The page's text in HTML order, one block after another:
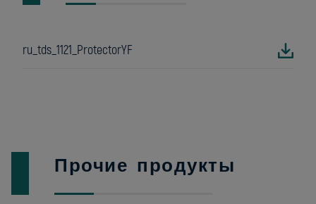
ru_tds_1121_ProtectorYF
Прочие продукты